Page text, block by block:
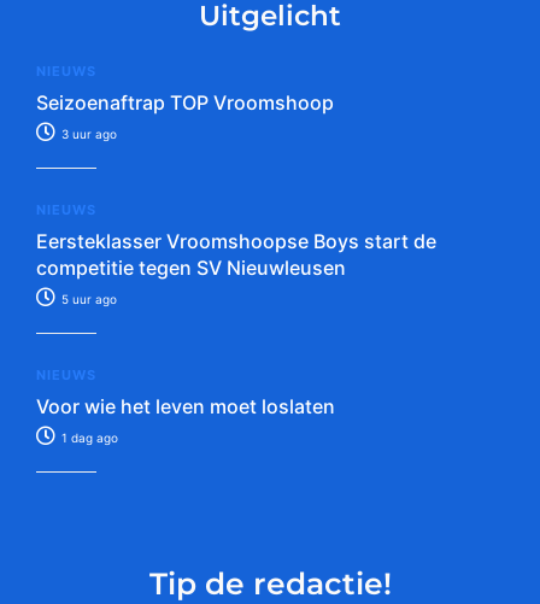
Uitgelicht
NIEUWS
Seizoenaftrap TOP Vroomshoop
3 uur ago
NIEUWS
Eersteklasser Vroomshoopse Boys start de
competitie tegen SV Nieuwleusen
5 uur ago
NIEUWS
Voor wie het leven moet loslaten
1 dag ago
Tip de redactie!